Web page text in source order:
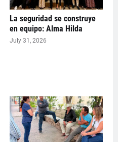
La seguridad se construye
en equipo: Alma Hilda
July 31, 2026